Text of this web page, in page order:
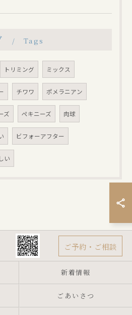
Tags
トリミング ミックス
チワワ ポメラニアン
ズ ペキニーズ 肉球
ビフォーアフター
い
ご予約・ご相談
新着情報
ごあいさつ